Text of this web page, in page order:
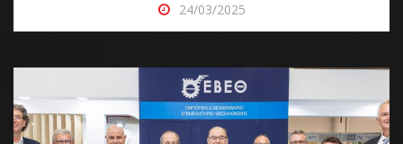
24/03/2025